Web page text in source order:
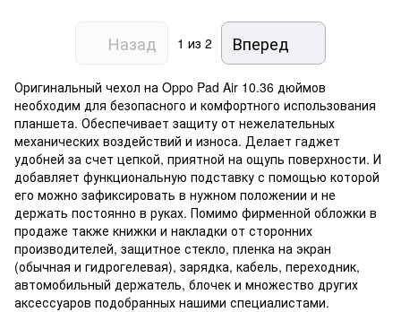
Назад 1 из 2 Вперед
Оригинальный чехол на Oppo Pad Air 10.36 дюймов
необходим для безопасного и комфортного использования
планшета. Обеспечивает защиту от нежелательных
механических воздействий и износа. Делает гаджет
удобней за счет цепкой, приятной на ощупь поверхности. И
добавляет функциональную подставку с помощью которой
его можно зафиксировать в нужном положении и не
держать постоянно в руках. Помимо фирменной обложки в
продаже также книжки и накладки от сторонних
производителей, защитное стекло, пленка на экран
(обычная и гидрогелевая), зарядка, кабель, переходник,
автомобильный держатель, блочек и множество других
аксессуаров подобранных нашими специалистами.